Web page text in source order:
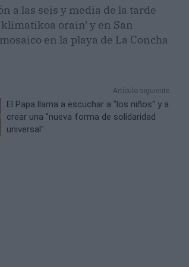
a las seis y media de la tarde
orain' y en San
en la playa de La Concha
Artículo siguiente
El Papa llama a escuchar a "los niños" y a
crear una "nueva forma de solidaridad
universal"